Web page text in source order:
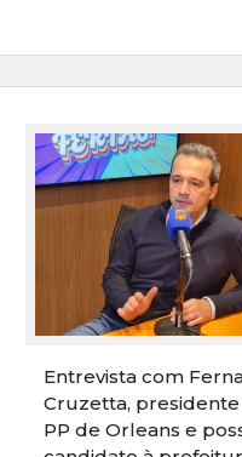
Entrevista com
Cruzetta,
PP de Orleans e